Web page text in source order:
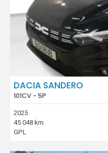
DACIA SANDERO
101CV - 5P
2025
45.048 km
GPL